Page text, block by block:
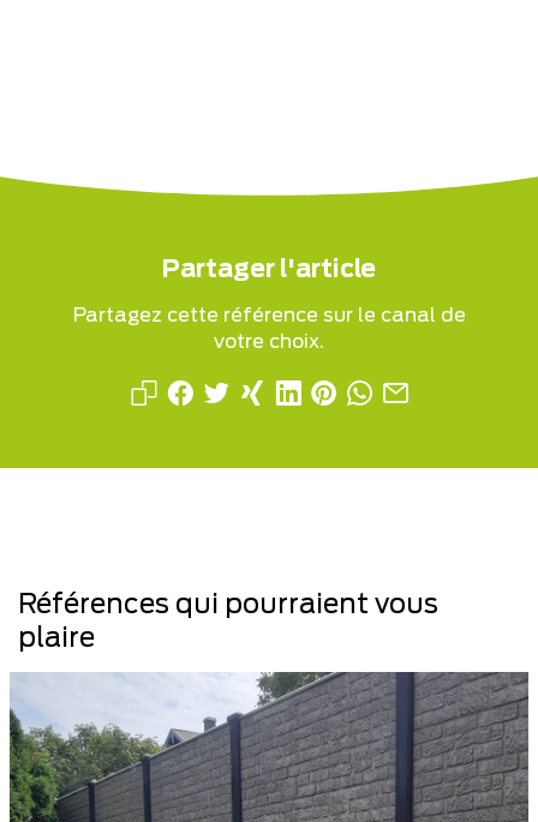
Partager l'article
Partagez cette référence sur le canal de
votre choix.
Références qui pourraient vous
plaire